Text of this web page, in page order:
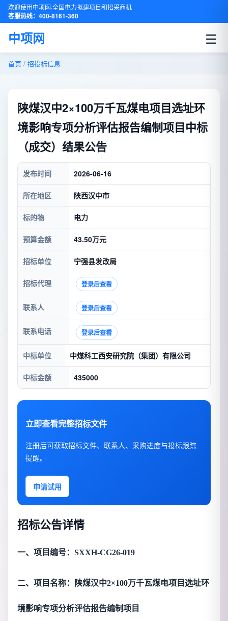
欢迎使用中项网·全国电力拟建项目和招采商机
客服热线：400-8161-360
中项网 ☰
首页 / 招投标信息
陕煤汉中2×100万千瓦煤电项目选址环
境影响专项分析评估报告编制项目中标
（成交）结果公告
发布时间 2026-06-16
所在地区 陕西汉中市
标的物 电力
预算金额 43.50万元
招标单位 宁强县发改局
招标代理 登录后查看
联系人 登录后查看
联系电话 登录后查看
中标单位 中煤科工西安研究院（集团）有限公司
中标金额 435000
立即查看完整招标文件
注册后可获取招标文件、联系人、采购进度与投标跟踪
提醒。
申请试用
招标公告详情
一、项目编号：SXXH-CG26-019
二、项目名称：陕煤汉中2×100万千瓦煤电项目选址环
境影响专项分析评估报告编制项目